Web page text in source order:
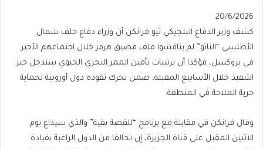
Published
On
20/6/2026
20/6/2026
كشف وزير الدفاع البلجيكي ثيو فرانكن أن وزراء دفاع حلف شمال
الأطلسي “الناتو” لم يناقشوا ملف مضيق هرمز خلال اجتماعهم الأخير
في بروكسل، مؤكدا أن ترتيبات تأمين الممر البحري الحيوي ستدخل حيز
التنفيذ خلال الأسابيع المقبلة، ضمن تحرك تقوده دول أوروبية لحماية
حرية الملاحة في المنطقة.
وقال فرانكن في مقابلة مع برنامج “للقصة بقية” والذي سيذاع يوم
الاثنين المقبل على قناة الجزيرة، إن تحالفا من الدول الراغبة بقيادة